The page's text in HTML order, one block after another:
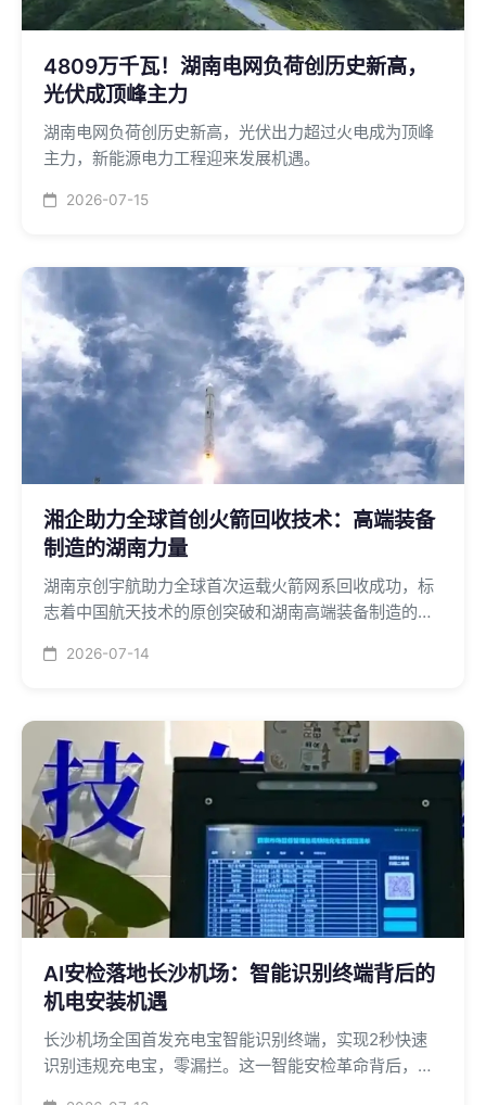
4809万千瓦！湖南电网负荷创历史新高，
光伏成顶峰主力
湖南电网负荷创历史新高，光伏出力超过火电成为顶峰
主力，新能源电力工程迎来发展机遇。
2026-07-15
湘企助力全球首创火箭回收技术：高端装备
制造的湖南力量
湖南京创宇航助力全球首次运载火箭网系回收成功，标
志着中国航天技术的原创突破和湖南高端装备制造的崛
2026-07-14
AI安检落地长沙机场：智能识别终端背后的
机电安装机遇
长沙机场全国首发充电宝智能识别终端，实现2秒快速
识别违规充电宝，零漏拦。这一智能安检革命背后，是